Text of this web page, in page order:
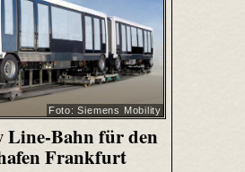
Foto: Siemens Mobility
Line-Bahn für den
Frankfurt